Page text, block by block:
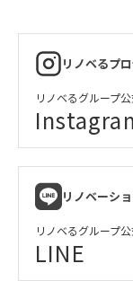
リノベるプ
リノベるグループ
リノベーシ
リノベるグループ
LINE